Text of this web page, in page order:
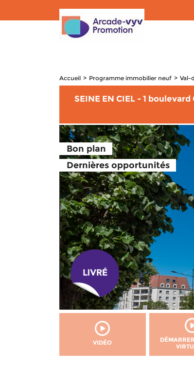
Accueil Programme immobilier neuf Val-
SEINE EN CIEL - 1
Bon plan
Dernières opportunités
VIDÉO